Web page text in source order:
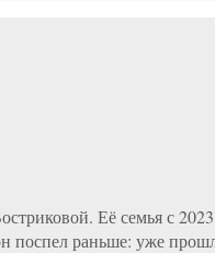
Её семья с 2023
поспел раньше: уже